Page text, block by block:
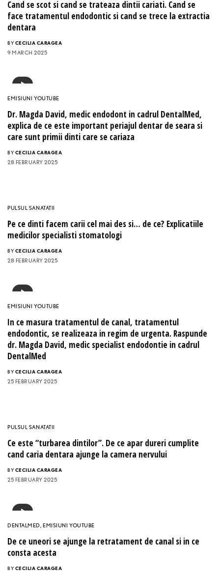
Cand se scot si cand se trateaza dintii cariati. Cand se
face tratamentul endodontic si cand se trece la extractia
dentara
BY CECILIA CARAGEA
9 MARCH 2025
EMISIUNI YOUTUBE
Dr. Magda David, medic endodont in cadrul DentalMed,
explica de ce este important periajul dentar de seara si
care sunt primii dinti care se cariaza
BY CECILIA CARAGEA
28 FEBRUARY 2025
PULSUL SANATATII
Pe ce dinti facem carii cel mai des si… de ce? Explicatiile
medicilor specialisti stomatologi
BY CECILIA CARAGEA
28 FEBRUARY 2025
EMISIUNI YOUTUBE
In ce masura tratamentul de canal, tratamentul
endodontic, se realizeaza in regim de urgenta. Raspunde
dr. Magda David, medic specialist endodontie in cadrul
DentalMed
BY CECILIA CARAGEA
25 FEBRUARY 2025
PULSUL SANATATII
Ce este “turbarea dintilor”. De ce apar dureri cumplite
cand caria dentara ajunge la camera nervului
BY CECILIA CARAGEA
25 FEBRUARY 2025
DENTALMED,EMISIUNI YOUTUBE
De ce uneori se ajunge la retratament de canal si in ce
consta acesta
BY CECILIA CARAGEA